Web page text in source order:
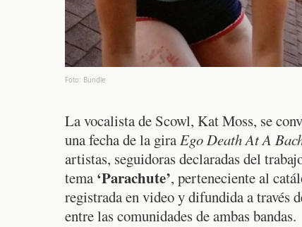
Foto: Bundle
La vocalista de Scowl, Kat Moss, se
una fecha de la giraEgo Death At A
artistas, seguidoras declaradas del
tema ‘Parachute’, perteneciente al
registrada en video y difundida a través
entre las comunidades de ambas bandas.